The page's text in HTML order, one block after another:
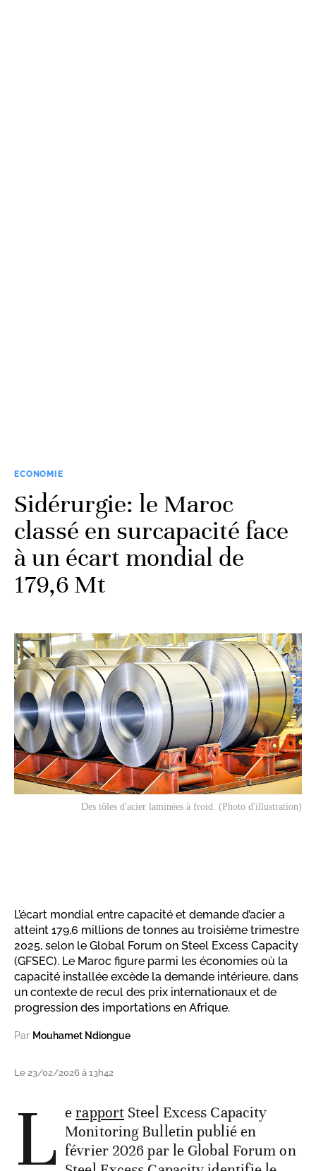
ECONOMIE
Sidérurgie: le Maroc
classé en surcapacité face
à un écart mondial de
179,6 Mt
Des tôles d'acier laminées à froid. (Photo d'illustration)
L’écart mondial entre capacité et demande d’acier a
atteint 179,6 millions de tonnes au troisième trimestre
2025, selon le Global Forum on Steel Excess Capacity
(GFSEC). Le Maroc figure parmi les économies où la
capacité installée excède la demande intérieure, dans
un contexte de recul des prix internationaux et de
progression des importations en Afrique.
Par Mouhamet Ndiongue
Le 23/02/2026 à 13h42
L erapport Steel Excess Capacity
Monitoring Bulletin publié en
février 2026 par le Global Forum on